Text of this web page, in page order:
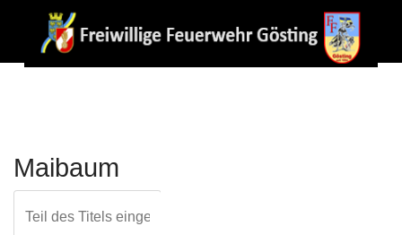
Maibaum